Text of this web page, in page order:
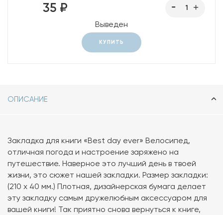
35 ₽
Выведен
КУПИТЬ
ОПИСАНИЕ
Закладка для книги «Best day ever» Велосипед,
отличная погода и настроение заряжено на
путешествие. Наверное это лучший день в твоей
жизни, это сюжет нашей закладки. Размер закладки:
(210 х 40 мм.) Плотная, дизайнерская бумага делает
эту закладку самым дружелюбным аксессуаром для
вашей книги! Так приятно снова вернуться к книге,